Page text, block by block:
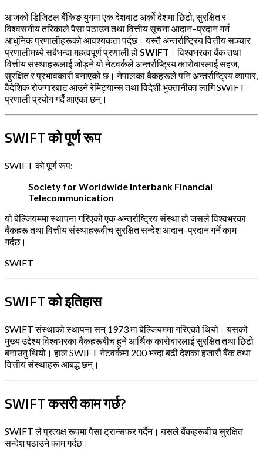
आजको डिजिटल बैंकिङ युगमा एक देशबाट अर्को देशमा छिटो, सुरक्षित र
विश्वसनीय तरिकाले पैसा पठाउन तथा वित्तीय सूचना आदान–प्रदान गर्न
आधुनिक प्रणालीहरूको आवश्यकता पर्दछ। यस्तै अन्तर्राष्ट्रिय वित्तीय सञ्चार
प्रणालीमध्ये सबैभन्दा महत्वपूर्ण प्रणाली हो SWIFT । विश्वभरका बैंक तथा
वित्तीय संस्थाहरूलाई जोड्ने यो नेटवर्कले अन्तर्राष्ट्रिय कारोबारलाई सहज,
सुरक्षित र प्रभावकारी बनाएको छ। नेपालका बैंकहरूले पनि अन्तर्राष्ट्रिय व्यापार,
वैदेशिक रोजगारबाट आउने रेमिट्यान्स तथा विदेशी भुक्तानीका लागि SWIFT
प्रणाली प्रयोग गर्दै आएका छन्।
SWIFT को पूर्ण रूप
SWIFT को पूर्ण रूप:
Society for Worldwide Interbank Financial
Telecommunication
यो बेल्जियममा स्थापना गरिएको एक अन्तर्राष्ट्रिय संस्था हो जसले विश्वभरका
बैंकहरू तथा वित्तीय संस्थाहरूबीच सुरक्षित सन्देश आदान–प्रदान गर्ने काम
गर्दछ।
SWIFT
SWIFT को इतिहास
SWIFT संस्थाको स्थापना सन् 1973 मा बेल्जियममा गरिएको थियो। यसको
मुख्य उद्देश्य विश्वभरका बैंकहरूबीच हुने आर्थिक कारोबारलाई सुरक्षित तथा छिटो
बनाउनु थियो। हाल SWIFT नेटवर्कमा 200 भन्दा बढी देशका हजारौं बैंक तथा
वित्तीय संस्थाहरू आबद्ध छन्।
SWIFT कसरी काम गर्छ?
SWIFT ले प्रत्यक्ष रूपमा पैसा ट्रान्सफर गर्दैन। यसले बैंकहरूबीच सुरक्षित
सन्देश पठाउने काम गर्दछ।